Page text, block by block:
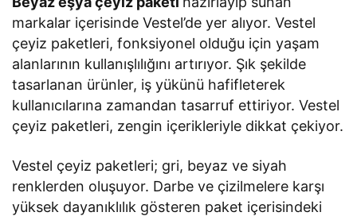
markalar içerisinde Vestel’de yer alıyor. Vestel
çeyiz paketleri, fonksiyonel olduğu için yaşam
alanlarının kullanışlılığını artırıyor. Şık şekilde
tasarlanan ürünler, iş yükünü hafifleterek
kullanıcılarına zamandan tasarruf ettiriyor. Vestel
çeyiz paketleri, zengin içerikleriyle dikkat çekiyor.
Vestel çeyiz paketleri; gri, beyaz ve siyah
renklerden oluşuyor. Darbe ve çizilmelere karşı
yüksek dayanıklılık gösteren paket içerisindeki